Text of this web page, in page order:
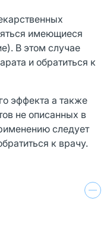
имеющиеся
В этом случае
и обратиться к
эффекта а также
не описанных в
следует
к врачу.